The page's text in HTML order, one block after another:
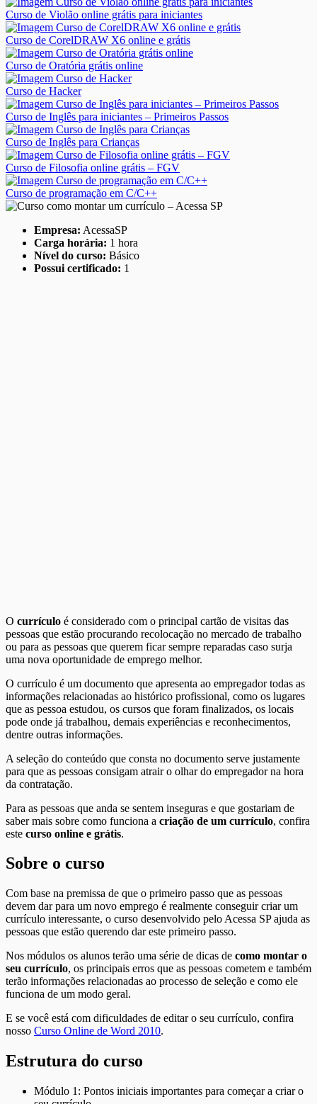
Curso de Violão online grátis para iniciantes
Curso de CorelDRAW X6 online e grátis
Curso de Oratória grátis online
Curso de Hacker
Curso de Inglês para iniciantes – Primeiros Passos
Curso de Inglês para Crianças
Curso de Filosofia online grátis – FGV
Curso de programação em C/C++
Empresa: AcessaSP
Carga horária: 1 hora
Nível do curso: Básico
Possui certificado: 1
O currículo é considerado com o principal cartão de visitas das
pessoas que estão procurando recolocação no mercado de trabalho
ou para as pessoas que querem ficar sempre reparadas caso surja
uma nova oportunidade de emprego melhor.
O currículo é um documento que apresenta ao empregador todas as
informações relacionadas ao histórico profissional, como os lugares
que as pessoa estudou, os cursos que foram finalizados, os locais
pode onde já trabalhou, demais experiências e reconhecimentos,
dentre outras informações.
A seleção do conteúdo que consta no documento serve justamente
para que as pessoas consigam atrair o olhar do empregador na hora
da contratação.
Para as pessoas que anda se sentem inseguras e que gostariam de
saber mais sobre como funciona a criação de um currículo, confira
este curso online e grátis.
Sobre o curso
Com base na premissa de que o primeiro passo que as pessoas
devem dar para um novo emprego é realmente conseguir criar um
currículo interessante, o curso desenvolvido pelo Acessa SP ajuda as
pessoas que estão querendo dar este primeiro passo.
Nos módulos os alunos terão uma série de dicas de como montar o
seu currículo, os principais erros que as pessoas cometem e também
terão informações relacionadas ao processo de seleção e como ele
funciona de um modo geral.
E se você está com dificuldades de editar o seu currículo, confira
nosso Curso Online de Word 2010.
Estrutura do curso
Módulo 1: Pontos iniciais importantes para começar a criar o